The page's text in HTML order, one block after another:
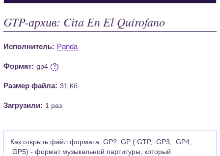
GTP-архив: Cita En El Quirofano
Исполнитель: Panda
Формат: gp4 (?)
Размер файла: 31 Кб
Загрузили: 1 раз
Как открыть файл формата .GP? .GP (.GTP, .GP3, .GP4,
.GP5) - формат музыкальной партитуры, который